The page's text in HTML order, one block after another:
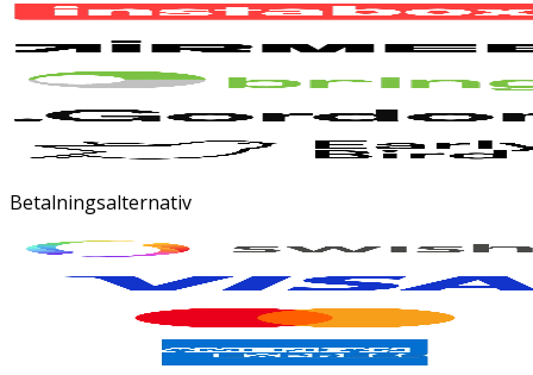
Betalningsalternativ